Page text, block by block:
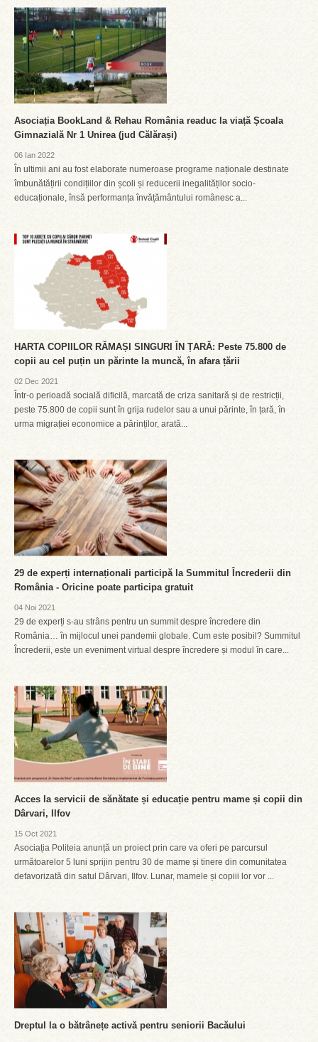
Asociația BookLand & Rehau România readuc la viață Școala
Gimnazială Nr 1 Unirea (jud Călărași)
06 Ian 2022
În ultimii ani au fost elaborate numeroase programe naționale destinate
îmbunătățirii condițiilor din școli și reducerii inegalităților socio-
educaționale, însă performanța învățământului românesc a...
HARTA COPIILOR RĂMAȘI SINGURI ÎN ȚARĂ: Peste 75.800 de
copii au cel puțin un părinte la muncă, în afara țării
02 Dec 2021
Într-o perioadă socială dificilă, marcată de criza sanitară și de restricții,
peste 75.800 de copii sunt în grija rudelor sau a unui părinte, în țară, în
urma migrației economice a părinților, arată...
29 de experți internaționali participă la Summitul Încrederii din
România - Oricine poate participa gratuit
04 Noi 2021
29 de experți s-au strâns pentru un summit despre încredere din
România… în mijlocul unei pandemii globale. Cum este posibil? Summitul
Încrederii, este un eveniment virtual despre încredere și modul în care...
Acces la servicii de sănătate și educație pentru mame și copii din
Dârvari, Ilfov
15 Oct 2021
Asociația Politeia anunță un proiect prin care va oferi pe parcursul
următoarelor 5 luni sprijin pentru 30 de mame și tinere din comunitatea
defavorizată din satul Dârvari, Ilfov. Lunar, mamele și copiii lor vor ...
Dreptul la o bătrânețe activă pentru seniorii Bacăului